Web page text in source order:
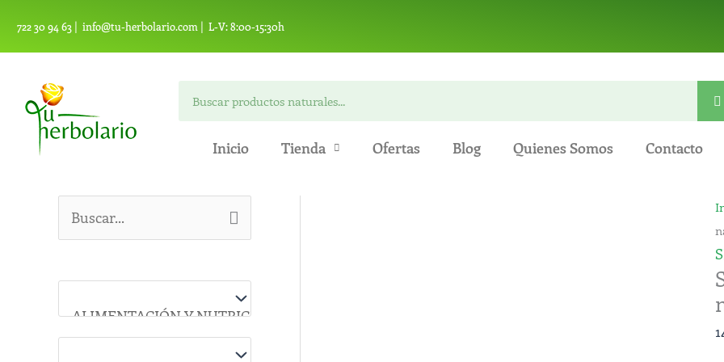
contenido
722 30 94 63 | info@tu-herbolario.com | L-V: 8:00-15:30h
Inicio Tienda Ofertas Blog Quienes Somos Contacto
s
a